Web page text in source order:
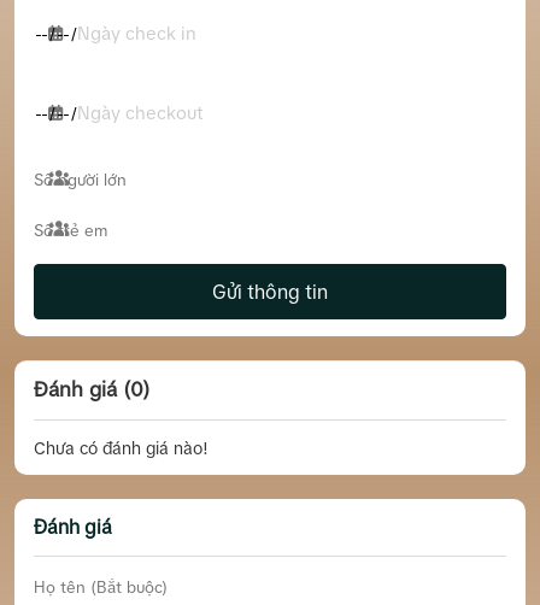
Ngày check in
Ngày checkout
Gửi thông tin
Đánh giá (0)
Chưa có đánh giá nào!
Đánh giá